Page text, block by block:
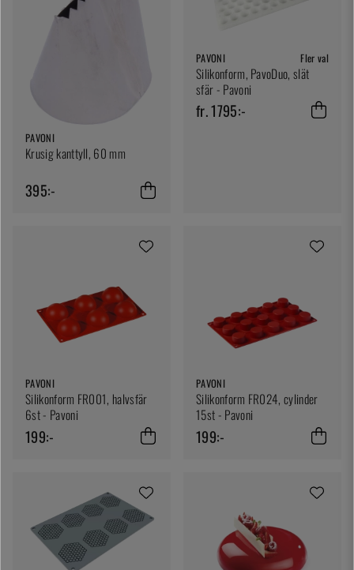
PAVONI
Krusig kanttyll, 60 mm
395:-
PAVONI Fler val
Silikonform, PavoDuo, slät
sfär - Pavoni
fr. 1795:-
PAVONI
Silikonform FR001, halvsfär
6st - Pavoni
199:-
PAVONI
Silikonform FR024, cylinder
15st - Pavoni
199:-